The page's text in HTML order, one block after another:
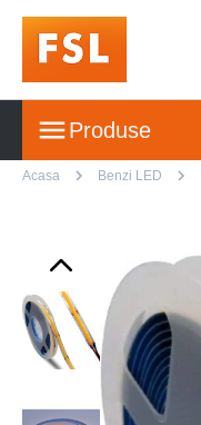
Produse
Acasa Benzi LED